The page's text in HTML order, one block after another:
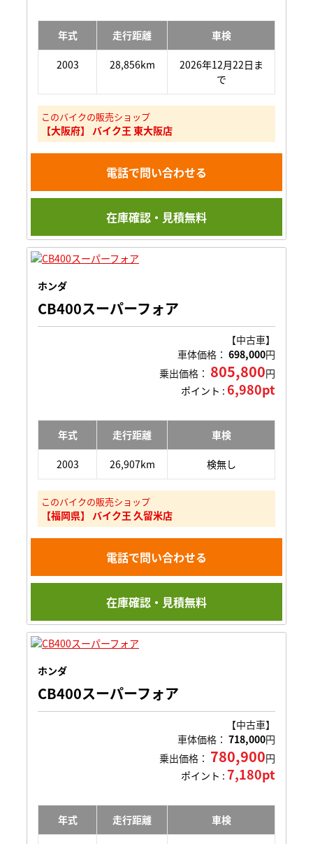
年式 走行距離 車検
2003 28,856km
2026年12月22日ま
で
このバイクの販売ショップ
【大阪府】 バイク王 東大阪店
電話で問い合わせる
在庫確認・見積無料
ホンダ
CB400スーパーフォア
【中古車】
車体価格： 698,000円
乗出価格： 805,800円
ポイント : 6,980pt
年式 走行距離 車検
2003 26,907km 検無し
このバイクの販売ショップ
【福岡県】 バイク王 久留米店
電話で問い合わせる
在庫確認・見積無料
ホンダ
CB400スーパーフォア
【中古車】
車体価格： 718,000円
乗出価格： 780,900円
ポイント : 7,180pt
年式 走行距離 車検